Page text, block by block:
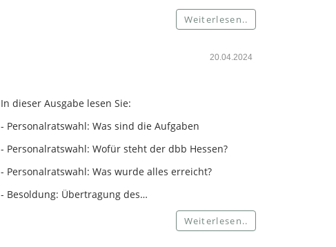
Weiterlesen..
20.04.2024
In dieser Ausgabe lesen Sie:
- Personalratswahl: Was sind die Aufgaben
- Personalratswahl: Wofür steht der dbb Hessen?
- Personalratswahl: Was wurde alles erreicht?
- Besoldung: Übertragung des…
Weiterlesen..